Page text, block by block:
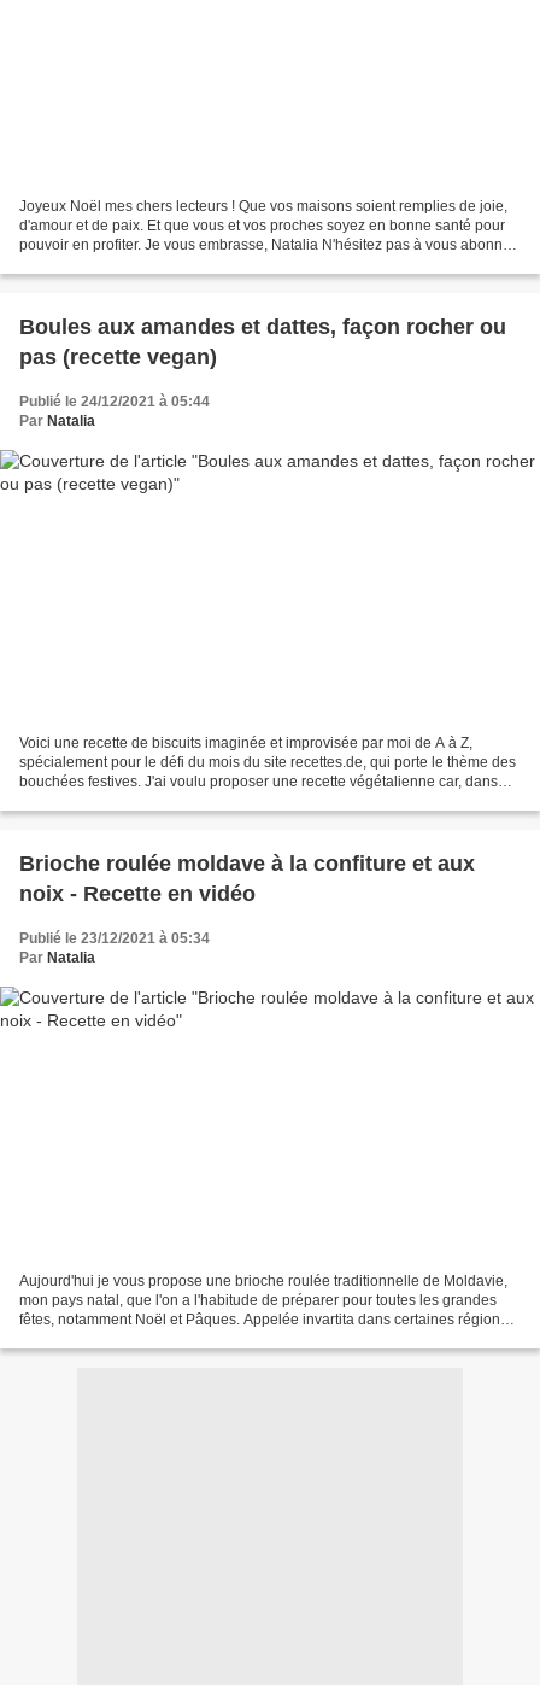
Joyeux Noël mes chers lecteurs ! Que vos maisons soient remplies de joie,
d'amour et de paix. Et que vous et vos proches soyez en bonne santé pour
pouvoir en profiter. Je vous embrasse, Natalia N'hésitez pas à vous abonner
Boules aux amandes et dattes, façon rocher ou
pas (recette vegan)
Publié le 24/12/2021 à 05:44
Par Natalia
Voici une recette de biscuits imaginée et improvisée par moi de A à Z,
spécialement pour le défi du mois du site recettes.de, qui porte le thème des
bouchées festives. J'ai voulu proposer une recette végétalienne car, dans
Brioche roulée moldave à la confiture et aux
noix - Recette en vidéo
Publié le 23/12/2021 à 05:34
Par Natalia
Aujourd'hui je vous propose une brioche roulée traditionnelle de Moldavie,
mon pays natal, que l'on a l'habitude de préparer pour toutes les grandes
fêtes, notamment Noël et Pâques. Appelée invartita dans certaines régions